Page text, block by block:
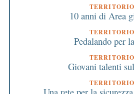
TERRITORIO
10 anni di Area
TERRITORIO
Pedalando per
TERRITORIO
Giovani talenti
TERRITORIO